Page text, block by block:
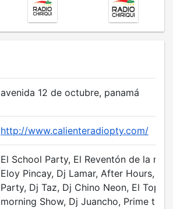
avenida 12 de octubre, panamá
http://www.calienteradiopty.com/
El School Party, El Reventón de la
Eloy Pincay, Dj Lamar, After Hours,
Party, Dj Taz, Dj Chino Neon, El Top
morning Show, Dj Juancho, Prime time,